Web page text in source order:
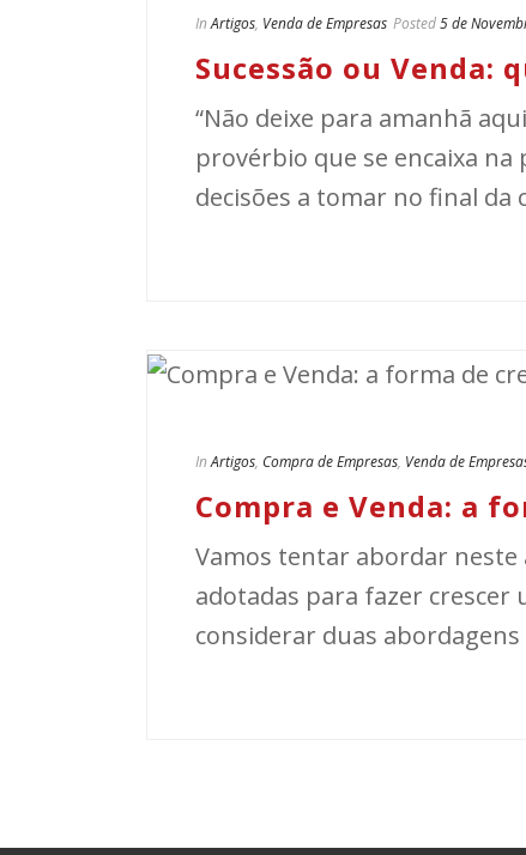
In Artigos, Venda de Empresas Posted5 de
Sucessão ou Venda:
“Não deixe para amanhã
provérbio que se encaixa
decisões a tomar no final da
In Artigos, Compra de Empresas, Venda de
Compra e Venda: a
Vamos tentar abordar
adotadas para fazer crescer
considerar duas